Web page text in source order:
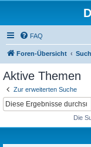
FAQ
Foren-Übersicht
Aktive Themen
Zur erweiterten Suche
Die